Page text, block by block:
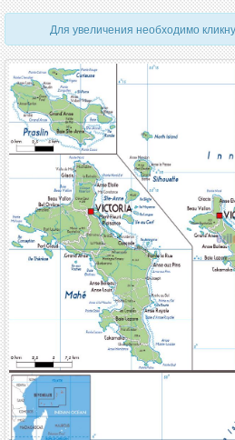
Для увеличения необходимо